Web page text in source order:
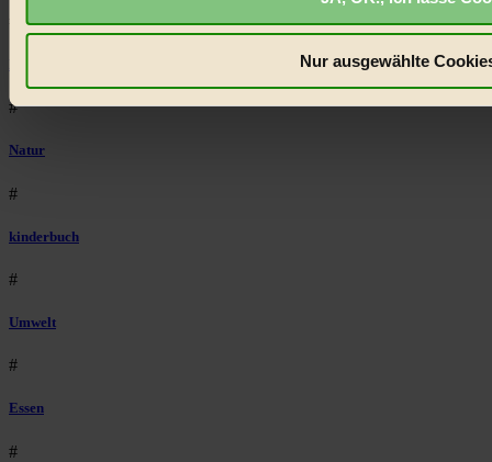
Nur ausgewählte
#
Natur
#
kinderbuch
#
Umwelt
#
Essen
#